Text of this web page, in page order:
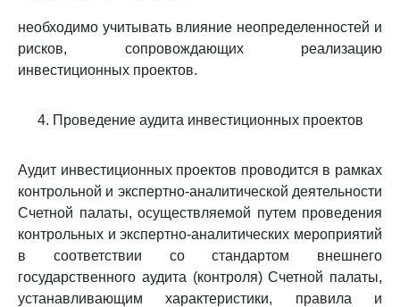
необходимо учитывать влияние неопределенностей и
рисков, сопровождающих реализацию
инвестиционных проектов.
4. Проведение аудита инвестиционных проектов
Аудит инвестиционных проектов проводится в рамках
контрольной и экспертно-аналитической деятельности
Счетной палаты, осуществляемой путем проведения
контрольных и экспертно-аналитических мероприятий
в соответствии со стандартом внешнего
государственного аудита (контроля) Счетной палаты,
устанавливающим характеристики, правила и